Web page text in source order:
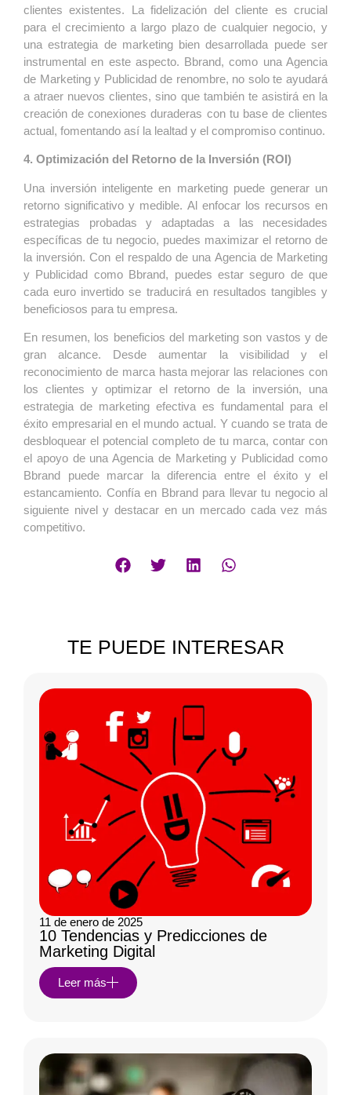
clientes existentes. La fidelización del cliente es crucial
para el crecimiento a largo plazo de cualquier negocio, y
una estrategia de marketing bien desarrollada puede ser
instrumental en este aspecto. Bbrand, como una Agencia
de Marketing y Publicidad de renombre, no solo te ayudará
a atraer nuevos clientes, sino que también te asistirá en la
creación de conexiones duraderas con tu base de clientes
actual, fomentando así la lealtad y el compromiso continuo.
4. Optimización del Retorno de la Inversión (ROI)
Una inversión inteligente en marketing puede generar un
retorno significativo y medible. Al enfocar los recursos en
estrategias probadas y adaptadas a las necesidades
específicas de tu negocio, puedes maximizar el retorno de
la inversión. Con el respaldo de una Agencia de Marketing
y Publicidad como Bbrand, puedes estar seguro de que
cada euro invertido se traducirá en resultados tangibles y
beneficiosos para tu empresa.
En resumen, los beneficios del marketing son vastos y de
gran alcance. Desde aumentar la visibilidad y el
reconocimiento de marca hasta mejorar las relaciones con
los clientes y optimizar el retorno de la inversión, una
estrategia de marketing efectiva es fundamental para el
éxito empresarial en el mundo actual. Y cuando se trata de
desbloquear el potencial completo de tu marca, contar con
el apoyo de una Agencia de Marketing y Publicidad como
Bbrand puede marcar la diferencia entre el éxito y el
estancamiento. Confía en Bbrand para llevar tu negocio al
siguiente nivel y destacar en un mercado cada vez más
competitivo.
TE PUEDE INTERESAR
11 de enero de 2025
10 Tendencias y Predicciones de
Marketing Digital
Leer más